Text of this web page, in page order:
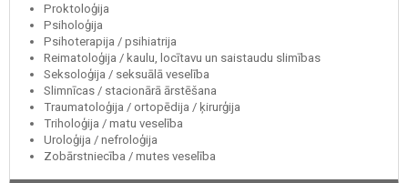
Proktoloģija
Psiholoģija
Psihoterapija / psihiatrija
Reimatoloģija / kaulu, locītavu un saistaudu slimības
Seksoloģija / seksuālā veselība
Slimnīcas / stacionārā ārstēšana
Traumatoloģija / ortopēdija / ķirurģija
Triholoģija / matu veselība
Uroloģija / nefroloģija
Zobārstniecība / mutes veselība